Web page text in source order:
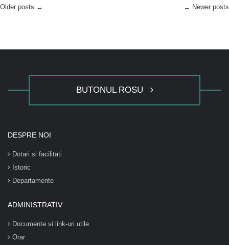
Older posts → ← Newer posts
BUTONUL ROSU
DESPRE NOI
Dotari si facilitati
Istoric
Departamente
ADMINISTRATIV
Documente si link-uri utile
Orar